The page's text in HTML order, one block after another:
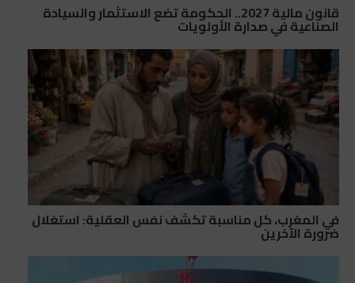
قانون مالية 2027.. الحكومة تضع الاستثمار والسيادة
الصناعية في صدارة الأولويات
في المغرب، كل مناسبة تكشف نفس العقلية: استغلال
ضرورة الآخرين